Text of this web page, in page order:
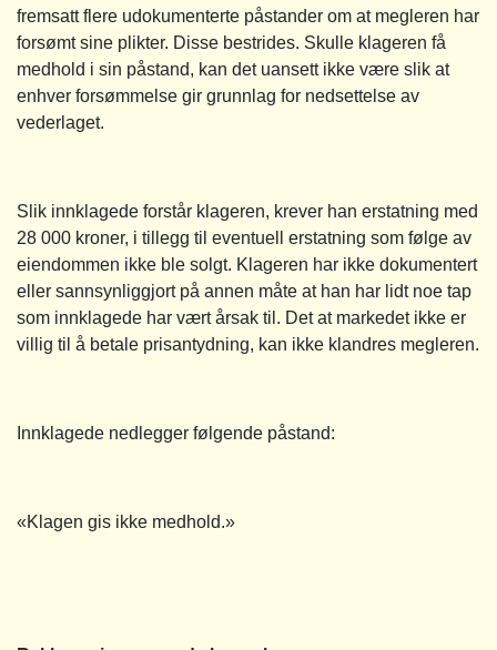
fremsatt flere udokumenterte påstander om at megleren har
forsømt sine plikter. Disse bestrides. Skulle klageren få
medhold i sin påstand, kan det uansett ikke være slik at
enhver forsømmelse gir grunnlag for nedsettelse av
vederlaget.
Slik innklagede forstår klageren, krever han erstatning med
28 000 kroner, i tillegg til eventuell erstatning som følge av
eiendommen ikke ble solgt. Klageren har ikke dokumentert
eller sannsynliggjort på annen måte at han har lidt noe tap
som innklagede har vært årsak til. Det at markedet ikke er
villig til å betale prisantydning, kan ikke klandres megleren.
Innklagede nedlegger følgende påstand:
«Klagen gis ikke medhold.»